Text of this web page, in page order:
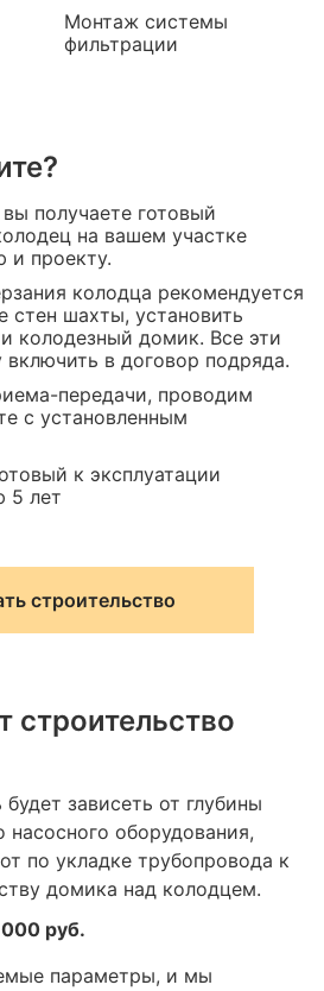
Монтаж системы
фильтрации
получаете готовый
на вашем участке
и проекту.
колодца рекомендуется
стен шахты, установить
колодезный домик. Все эти
в договор подряда.
передачи, проводим
с установленным
к эксплуатации
5 лет
строительство
строительство
зависеть от глубины
насосного оборудования,
по укладке трубопровода к
домика над колодцем.
руб.
параметры, и мы